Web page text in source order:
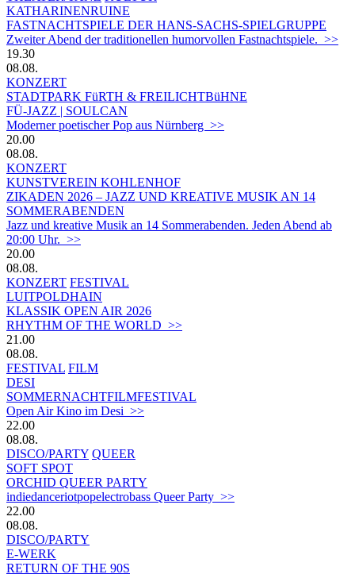
KATHARINENRUINE
FASTNACHTSPIELE DER HANS-SACHS-SPIELGRUPPE
Zweiter Abend der traditionellen humorvollen Fastnachtspiele. >>
19.30
08.08.
KONZERT
STADTPARK FüRTH & FREILICHTBüHNE
FÜ-JAZZ | SOULCAN
Moderner poetischer Pop aus Nürnberg >>
20.00
08.08.
KONZERT
KUNSTVEREIN KOHLENHOF
ZIKADEN 2026 – JAZZ UND KREATIVE MUSIK AN 14
SOMMERABENDEN
Jazz und kreative Musik an 14 Sommerabenden. Jeden Abend ab
20:00 Uhr. >>
20.00
08.08.
KONZERT FESTIVAL
LUITPOLDHAIN
KLASSIK OPEN AIR 2026
RHYTHM OF THE WORLD >>
21.00
08.08.
FESTIVAL FILM
DESI
SOMMERNACHTFILMFESTIVAL
Open Air Kino im Desi >>
22.00
08.08.
DISCO/PARTY QUEER
SOFT SPOT
ORCHID QUEER PARTY
indiedanceriotpopelectrobass Queer Party >>
22.00
08.08.
DISCO/PARTY
E-WERK
RETURN OF THE 90S